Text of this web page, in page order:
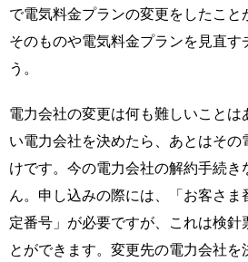
で電気料金プランの変更をしたこと
そのものや電気料金プランを見直す
う。
電力会社の変更は何も難しいことは
い電力会社を決めたら、あとはそ
けです。今の電力会社の解約手続き
ん。申し込みの際には、「お客さ
定番号」が必要ですが、これは検針
とができます。変更先の電力会社を